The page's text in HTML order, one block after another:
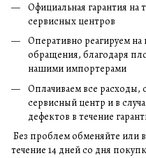
Официальная гарантия на
сервисных центров
Оперативно реагируем на
обращения, благодаря
нашими импортерами
Оплачиваем все расходы,
сервисный центр и в
дефектов в течение
Без проблем обменяйте или
течение 14 дней со дня